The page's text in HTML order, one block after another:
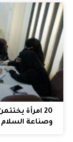
20 امرأة
وصناعة السلام